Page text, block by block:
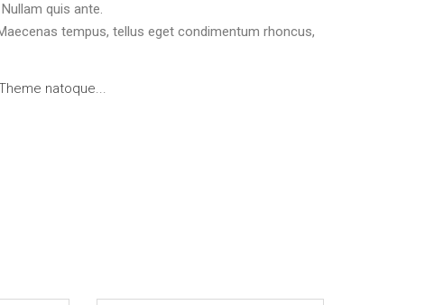
quis ante.
tempus, tellus eget condimentum rhoncus,
natoque...